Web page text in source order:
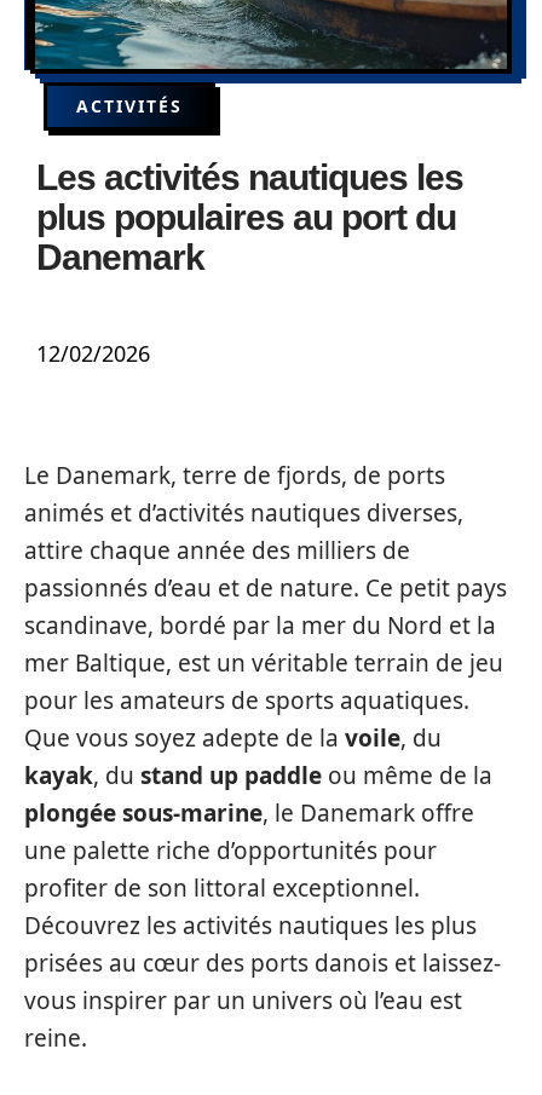
ACTIVITÉS
Les activités nautiques les
plus populaires au port du
Danemark
12/02/2026
Le Danemark, terre de fjords, de ports
animés et d’activités nautiques diverses,
attire chaque année des milliers de
passionnés d’eau et de nature. Ce petit pays
scandinave, bordé par la mer du Nord et la
mer Baltique, est un véritable terrain de jeu
pour les amateurs de sports aquatiques.
Que vous soyez adepte de la voile, du
kayak, du stand up paddle ou même de la
plongée sous-marine, le Danemark offre
une palette riche d’opportunités pour
profiter de son littoral exceptionnel.
Découvrez les activités nautiques les plus
prisées au cœur des ports danois et laissez-
vous inspirer par un univers où l’eau est
reine.